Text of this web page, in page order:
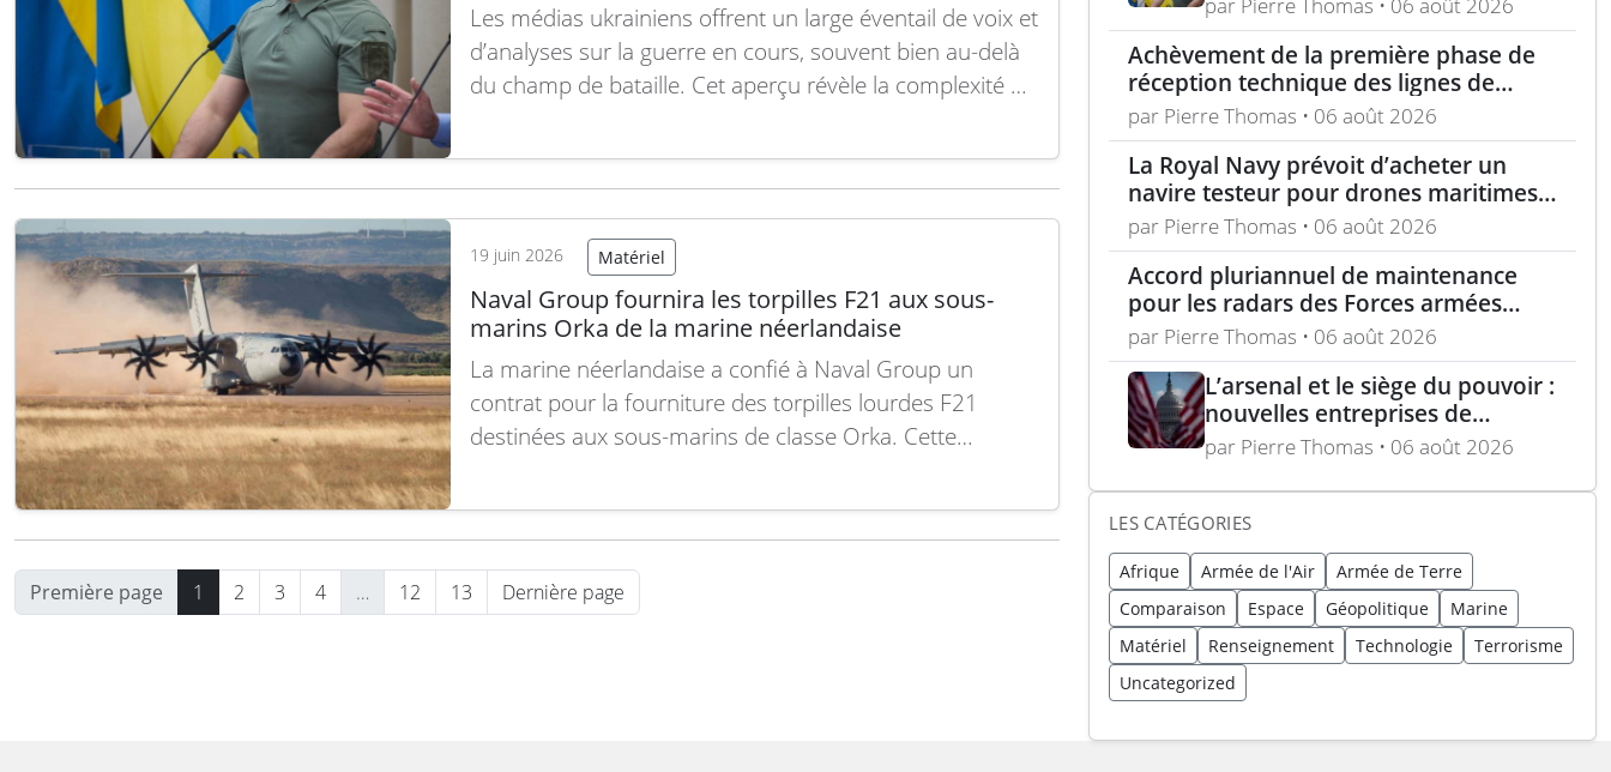
Les médias ukrainiens offrent un large éventail de voix et
d’analyses sur la guerre en cours, souvent bien au-delà
du champ de bataille. Cet aperçu révèle la complexité du
économiques, culturels et sociétaux. Sur le front, entre
tactique et stratégie Cenzor.NET, plateforme
d’information au…Lire la suite
19 juin 2026 Matériel
Naval Group fournira les torpilles F21 aux sous-
marins Orka de la marine néerlandaise
La marine néerlandaise a confié à Naval Group un
contrat pour la fourniture des torpilles lourdes F21
destinées aux sous-marins de classe Orka. Cette
de ce système d’armes moderne au sein des futures
forces sous-marines néerlandaises. Cette commande
s’inscrit dans la continuité de…
Première page 1 2 3 4 … 12 13 Dernière page
dépassée
par Pierre Thomas • 06 août 2026
Achèvement de la première phase de
réception technique des lignes de
production d’armement gros calibre
par Pierre Thomas • 06 août 2026
La Royal Navy prévoit d’acheter un
navire testeur pour drones maritimes
polyvalents
par Pierre Thomas • 06 août 2026
Accord pluriannuel de maintenance
pour les radars des Forces armées
polonaises
par Pierre Thomas • 06 août 2026
L’arsenal et le siège du pouvoir :
nouvelles entreprises de
défense, capital-risque et
politique industrielle des États
par Pierre Thomas • 06 août 2026
LES CATÉGORIES
Afrique Armée de l'Air
Armée de Terre
Comparaison
Espace Géopolitique
Marine
Matériel
Renseignement Technologie
Terrorisme
Uncategorized